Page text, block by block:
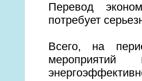
Перевод
потребует
Всего, на